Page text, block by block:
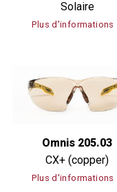
Solaire
Plus d'informations
Omnis 205.03
CX+ (copper)
Plus d'informations